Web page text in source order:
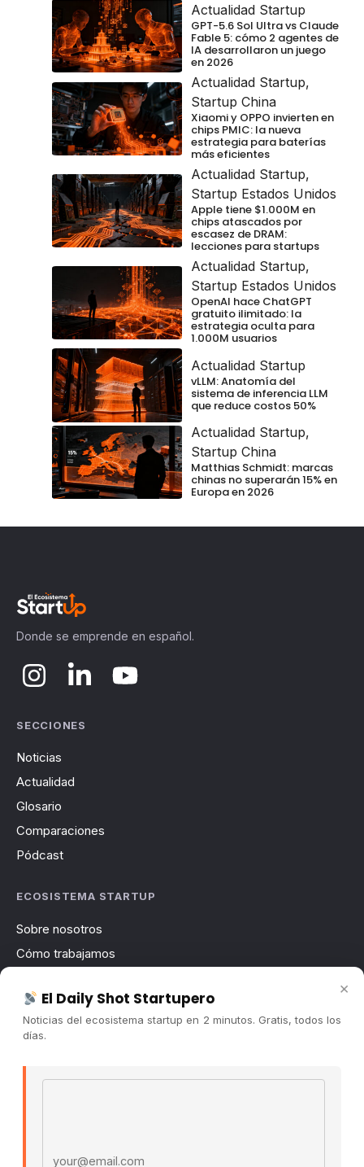
Actualidad Startup
GPT-5.6 Sol Ultra vs Claude
Fable 5: cómo 2 agentes de
IA desarrollaron un juego
en 2026
Actualidad Startup,
Startup China
Xiaomi y OPPO invierten en
chips PMIC: la nueva
estrategia para baterías
más eficientes
Actualidad Startup,
Startup Estados Unidos
Apple tiene $1.000M en
chips atascados por
escasez de DRAM:
lecciones para startups
Actualidad Startup,
Startup Estados Unidos
OpenAI hace ChatGPT
gratuito ilimitado: la
estrategia oculta para
1.000M usuarios
Actualidad Startup
vLLM: Anatomía del
sistema de inferencia LLM
que reduce costos 50%
Actualidad Startup,
Startup China
Matthias Schmidt: marcas
chinas no superarán 15% en
Europa en 2026
Donde se emprende en español.
SECCIONES
Noticias
Actualidad
Glosario
Comparaciones
Pódcast
ECOSISTEMA STARTUP
Sobre nosotros
Cómo trabajamos
Contacto
Publicidad
×
El Daily Shot Startupero
Noticias del ecosistema startup en 2 minutos. Gratis, todos los
días.